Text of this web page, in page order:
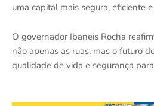
uma capital mais segura, eficiente
O governador Ibaneis Rocha
não apenas as ruas, mas o futuro
qualidade de vida e segurança